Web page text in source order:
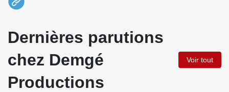
Dernières parutions
chez Demgé
Productions
Voir tout